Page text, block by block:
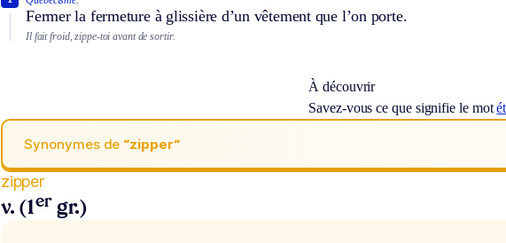
Fermer la fermeture à glissière d’un vêtement que l’on porte.
Il fait froid, zippe-toi avant de sortir.
À découvrir
Savez-vous ce que signifie le mot
Synonymes de “zipper“
zipper
v. (1er gr.)